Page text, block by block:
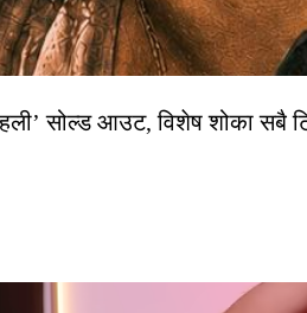
सोल्ड आउट, विशेष शोका सबै